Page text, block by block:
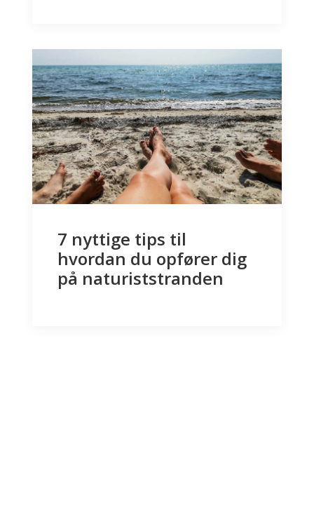
7 nyttige tips til
hvordan du opfører dig
på naturiststranden